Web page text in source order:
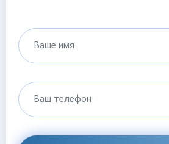
Ваше имя
Ваш телефон